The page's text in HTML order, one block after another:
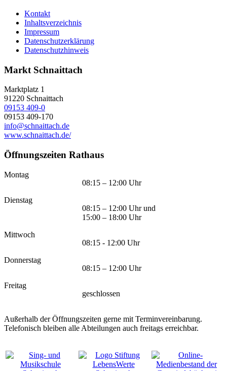
Kontakt
Inhaltsverzeichnis
Impressum
Datenschutzerklärung
Datenschutzhinweis
Markt Schnaittach
Marktplatz 1
91220 Schnaittach
09153 409-0
09153 409-170
info@schnaittach.de
www.schnaittach.de/
Öffnungszeiten Rathaus
Montag
08:15 – 12:00 Uhr
Dienstag
08:15 – 12:00 Uhr und
15:00 – 18:00 Uhr
Mittwoch
08:15 - 12:00 Uhr
Donnerstag
08:15 – 12:00 Uhr
Freitag
geschlossen
Außerhalb der Öffnungszeiten gerne mit Terminvereinbarung.
Telefonisch bleiben alle Abteilungen auch freitags erreichbar.